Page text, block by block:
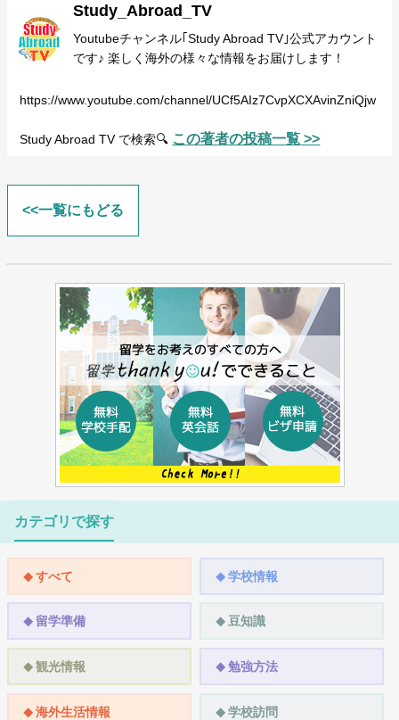
Study_Abroad_TV
Youtubeチャンネル｢Study Abroad TV｣公式アカウント
です♪ 楽しく海外の様々な情報をお届けします！
https://www.youtube.com/channel/UCf5AIz7CvpXCXAvinZniQjw
Study Abroad TV で検索🔍 この著者の投稿一覧 >>
<<一覧にもどる
カテゴリで探す
すべて 学校情報
留学準備 豆知識
観光情報 勉強方法
海外生活情報 学校訪問